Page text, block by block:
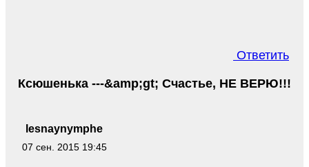
Ответить
lesnaynymphe
07 сен. 2015 19:45
Ксюшенька ---&amp;gt; Счастье, НЕ ВЕРЮ!!!